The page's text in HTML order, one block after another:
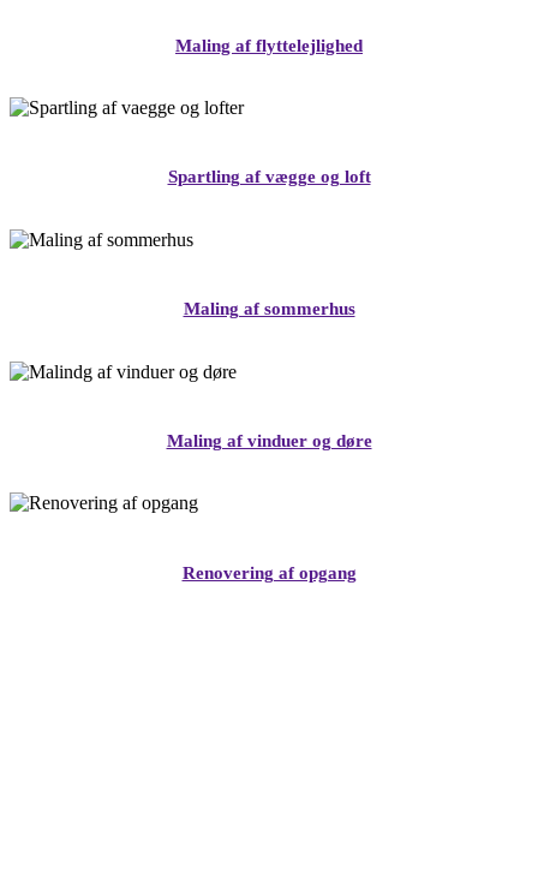
Maling af flyttelejlighed
Spartling af vægge og loft
Maling af sommerhus
Maling af vinduer og døre
Renovering af opgang